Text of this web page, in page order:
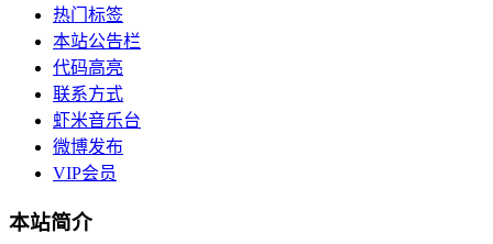
热门标签
本站公告栏
代码高亮
联系方式
虾米音乐台
微博发布
VIP会员
本站简介